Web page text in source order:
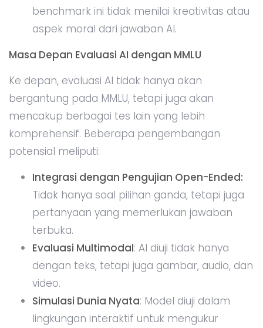
benchmark ini tidak menilai kreativitas atau
aspek moral dari jawaban AI.
Masa Depan Evaluasi AI dengan MMLU
Ke depan, evaluasi AI tidak hanya akan
bergantung pada MMLU, tetapi juga akan
mencakup berbagai tes lain yang lebih
komprehensif. Beberapa pengembangan
potensial meliputi:
Integrasi dengan Pengujian Open-Ended:
Tidak hanya soal pilihan ganda, tetapi juga
pertanyaan yang memerlukan jawaban
terbuka.
Evaluasi Multimodal: AI diuji tidak hanya
dengan teks, tetapi juga gambar, audio, dan
video.
Simulasi Dunia Nyata: Model diuji dalam
lingkungan interaktif untuk mengukur